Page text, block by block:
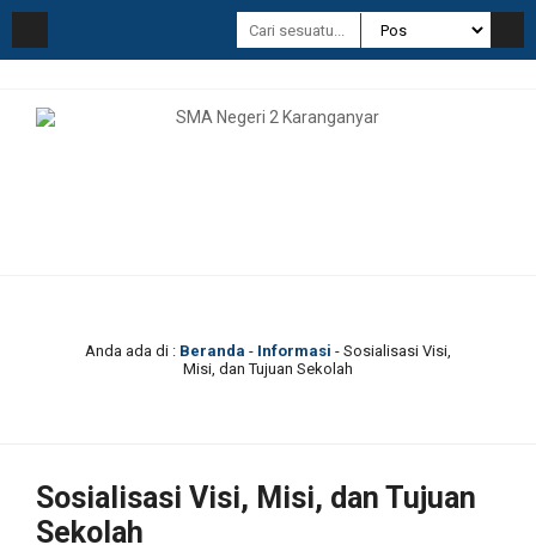
Anda ada di : Beranda - Informasi - Sosialisasi Visi,
Misi, dan Tujuan Sekolah
Sosialisasi Visi, Misi, dan Tujuan
Sekolah